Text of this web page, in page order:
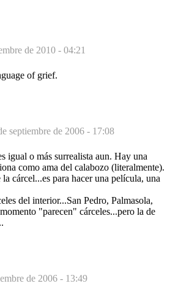
de 2010 - 04:21
of grief.
septiembre de 2006 - 17:08
igual o más surrealista aun. Hay una
como ama del calabozo (literalmente).
cárcel...es para hacer una película, una
del interior...San Pedro, Palmasola,
"parecen" cárceles...pero la de
de 2006 - 13:49